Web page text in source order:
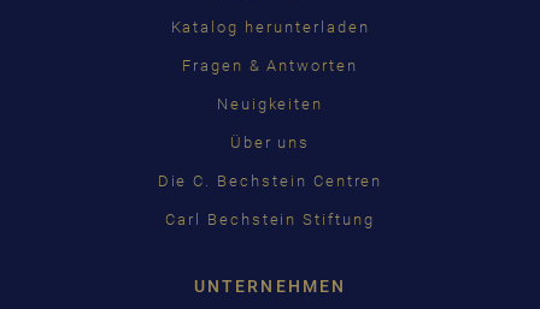
Katalog herunterladen
Fragen & Antworten
Neuigkeiten
Über uns
Die C. Bechstein Centren
Carl Bechstein Stiftung
UNTERNEHMEN